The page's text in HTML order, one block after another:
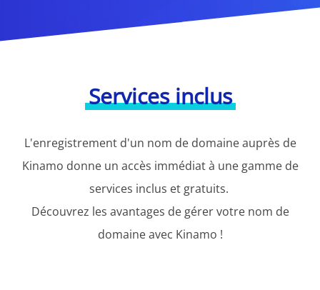
Services inclus
L'enregistrement d'un nom de domaine auprès de
Kinamo donne un accès immédiat à une gamme de
services inclus et gratuits.
Découvrez les avantages de gérer votre nom de
domaine avec Kinamo !